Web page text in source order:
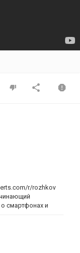
r/rozhkov
смартфонах и
чтобы